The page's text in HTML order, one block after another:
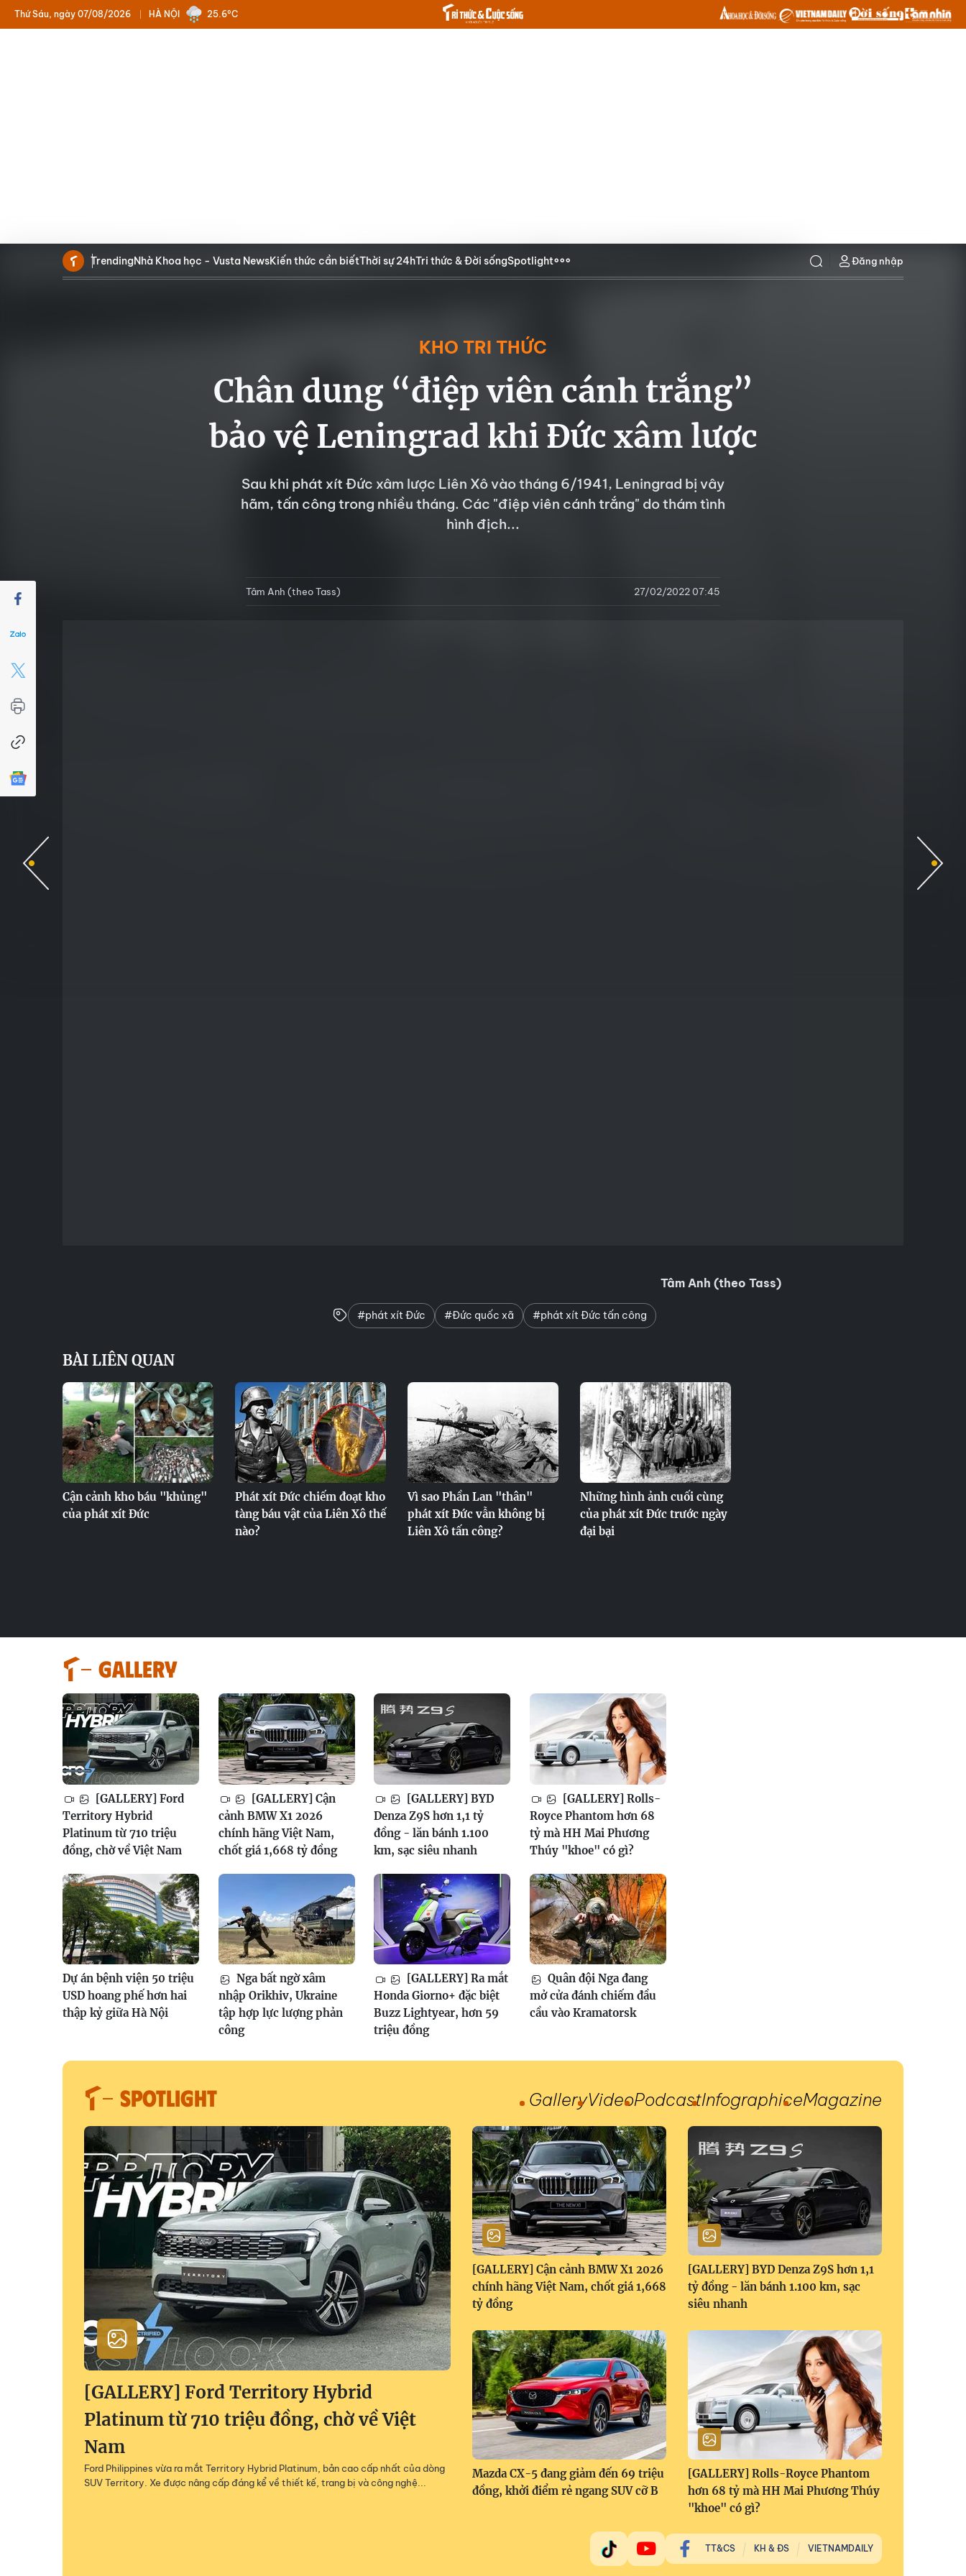
HÀ NỘI
Thứ Sáu, ngày 07/08/2026 25.6°C
TrendingNhà Khoa học - Vusta NewsKiến thức cần biếtThời sự 24hTri thức & Đời sốngSpotlight Đăng nhập
KHO TRI THỨC
Chân dung “điệp viên cánh trắng”
bảo vệ Leningrad khi Đức xâm lược
Sau khi phát xít Đức xâm lược Liên Xô vào tháng 6/1941, Leningrad bị vây
hãm, tấn công trong nhiều tháng. Các "điệp viên cánh trắng" do thám tình
hình địch...
Tâm Anh (theo Tass) 27/02/2022 07:45
Tâm Anh (theo Tass)
#phát xít Đức #Đức quốc xã #phát xít Đức tấn công
BÀI LIÊN QUAN
Cận cảnh kho báu "khủng"
của phát xít Đức
Phát xít Đức chiếm đoạt kho
tàng báu vật của Liên Xô thế
nào?
Vì sao Phần Lan "thân"
phát xít Đức vẫn không bị
Liên Xô tấn công?
Những hình ảnh cuối cùng
của phát xít Đức trước ngày
đại bại
GALLERY
[GALLERY] Ford
Territory Hybrid
Platinum từ 710 triệu
đồng, chờ về Việt Nam
[GALLERY] Cận
cảnh BMW X1 2026
chính hãng Việt Nam,
chốt giá 1,668 tỷ đồng
[GALLERY] BYD
Denza Z9S hơn 1,1 tỷ
đồng - lăn bánh 1.100
km, sạc siêu nhanh
[GALLERY] Rolls-
Royce Phantom hơn 68
tỷ mà HH Mai Phương
Thúy "khoe" có gì?
Dự án bệnh viện 50 triệu
USD hoang phế hơn hai
thập kỷ giữa Hà Nội
Nga bất ngờ xâm
nhập Orikhiv, Ukraine
tập hợp lực lượng phản
công
[GALLERY] Ra mắt
Honda Giorno+ đặc biệt
Buzz Lightyear, hơn 59
triệu đồng
Quân đội Nga đang
mở cửa đánh chiếm đầu
cầu vào Kramatorsk
SPOTLIGHT GalleryVideoPodcastInfographiceMagazine
[GALLERY] Ford Territory Hybrid
Platinum từ 710 triệu đồng, chờ về Việt
Nam
Ford Philippines vừa ra mắt Territory Hybrid Platinum, bản cao cấp nhất của dòng
SUV Territory. Xe được nâng cấp đáng kể về thiết kế, trang bị và công nghệ...
[GALLERY] Cận cảnh BMW X1 2026
chính hãng Việt Nam, chốt giá 1,668
tỷ đồng
[GALLERY] BYD Denza Z9S hơn 1,1
tỷ đồng - lăn bánh 1.100 km, sạc
siêu nhanh
Mazda CX-5 đang giảm đến 69 triệu
đồng, khởi điểm rẻ ngang SUV cỡ B
[GALLERY] Rolls-Royce Phantom
hơn 68 tỷ mà HH Mai Phương Thúy
"khoe" có gì?
TT&CS KH & ĐS VIETNAMDAILY